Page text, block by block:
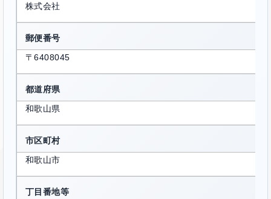
株式会社
郵便番号
〒6408045
都道府県
和歌山県
市区町村
和歌山市
丁目番地等